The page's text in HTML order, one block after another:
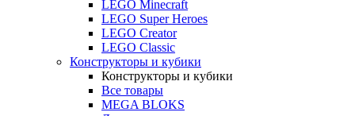
LEGO Minecraft
LEGO Super Heroes
LEGO Creator
LEGO Classic
Конструкторы и кубики
Конструкторы и кубики
Все товары
MEGA BLOKS